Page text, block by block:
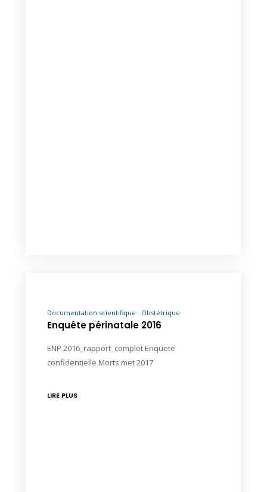
Documentation scientifique Obstétrique
Enquête périnatale 2016
ENP 2016_rapport_complet Enquete
confidentielle Morts met 2017
LIRE PLUS